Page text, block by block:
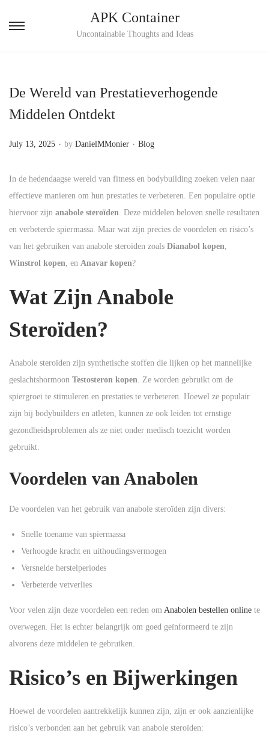
S
t
i
g
a
t
i
o
S
t
t
e
n
t
APK Container
Uncontainable Thoughts and Ideas
De Wereld van Prestatieverhogende
Middelen Ontdekt
P
s
t
e
d
o
n
July 13, 2025 . by DanielMMonier . P
s
t
e
d
i
Blog
In de hedendaagse wereld van fitness en bodybuilding zoeken velen naar
effectieve manieren om hun prestaties te verbeteren. Een populaire optie
hiervoor zijn anabole steroïden. Deze middelen beloven snelle resultaten
en verbeterde spiermassa. Maar wat zijn precies de voordelen en risico’s
van het gebruiken van anabole steroïden zoals Dianabol kopen,
Winstrol kopen, en Anavar kopen?
Wat Zijn Anabole
Steroïden?
Anabole steroïden zijn synthetische stoffen die lijken op het mannelijke
geslachtshormoon Testosteron kopen. Ze worden gebruikt om de
spiergroei te stimuleren en prestaties te verbeteren. Hoewel ze populair
zijn bij bodybuilders en atleten, kunnen ze ook leiden tot ernstige
gezondheidsproblemen als ze niet onder medisch toezicht worden
gebruikt.
Voordelen van Anabolen
De voordelen van het gebruik van anabole steroïden zijn divers:
Snelle toename van spiermassa
Verhoogde kracht en uithoudingsvermogen
Versnelde herstelperiodes
Verbeterde vetverlies
Voor velen zijn deze voordelen een reden om Anabolen bestellen online te
overwegen. Het is echter belangrijk om goed geïnformeerd te zijn
alvorens deze middelen te gebruiken.
Risico’s en Bijwerkingen
Hoewel de voordelen aantrekkelijk kunnen zijn, zijn er ook aanzienlijke
risico’s verbonden aan het gebruik van anabole steroïden: